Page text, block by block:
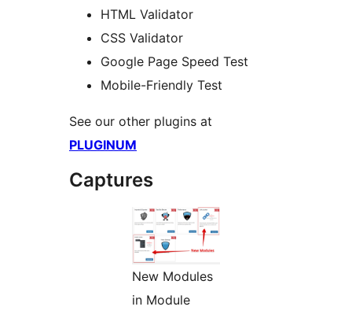
HTML Validator
CSS Validator
Google Page Speed Test
Mobile-Friendly Test
See our other plugins at
PLUGINUM
Captures
New Modules
in Module